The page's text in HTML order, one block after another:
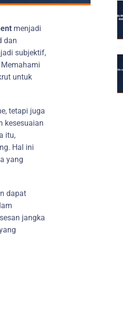
menjadi
dan
subjektif,
untuk
tetapi juga
kesesuaian
itu,
Hal ini
yang
dapat
jangka